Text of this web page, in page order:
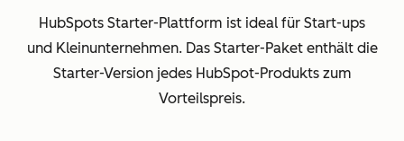
HubSpots Starter-Plattform ist ideal für Start-ups
und Kleinunternehmen. Das Starter-Paket enthält die
Starter-Version jedes HubSpot-Produkts zum
Vorteilspreis.